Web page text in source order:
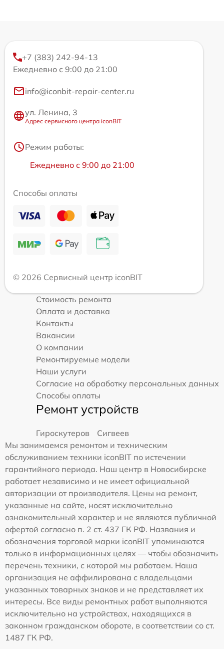
+7 (383) 242-94-13
Ежедневно с 9:00 до 21:00
info@iconbit-repair-center.ru
ул. Ленина, 3
Адрес сервисного центра iconBIT
Режим работы:
Ежедневно с 9:00 до 21:00
Способы оплаты
© 2026 Сервисный центр iconBIT
Стоимость ремонта
Оплата и доставка
Контакты
Вакансии
О компании
Ремонтируемые модели
Наши услуги
Согласие на обработку персональных данных
Способы оплаты
Ремонт устройств
Гироскутеров
Сигвеев
Мы занимаемся ремонтом и техническим
обслуживанием техники iconBIT по истечении
гарантийного периода. Наш центр в Новосибирске
работает независимо и не имеет официальной
авторизации от производителя. Цены на ремонт,
указанные на сайте, носят исключительно
ознакомительный характер и не являются публичной
офертой согласно п. 2 ст. 437 ГК РФ. Названия и
обозначения торговой марки iconBIT упоминаются
только в информационных целях — чтобы обозначить
перечень техники, с которой мы работаем. Наша
организация не аффилирована с владельцами
указанных товарных знаков и не представляет их
интересы. Все виды ремонтных работ выполняются
исключительно на устройствах, находящихся в
законном гражданском обороте, в соответствии со ст.
1487 ГК РФ.